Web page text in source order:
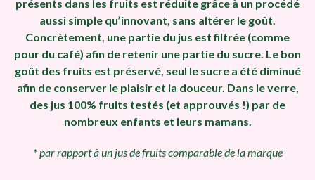
présents dans les fruits est réduite grâce à un procédé
aussi simple qu’innovant, sans altérer le goût.
Concrètement, une partie du jus est filtrée (comme
pour du café) afin de retenir une partie du sucre. Le bon
goût des fruits est préservé, seul le sucre a été diminué
afin de conserver le plaisir et la douceur. Dans le verre,
des jus 100% fruits testés (et approuvés !) par de
nombreux enfants et leurs mamans.
* par rapport à un jus de fruits comparable de la marque